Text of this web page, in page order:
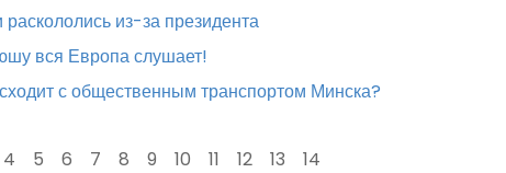
раскололись из-за президента
вся Европа слушает!
с общественным транспортом Минска?
4 5 6 7 8 9 10 11 12 13 14